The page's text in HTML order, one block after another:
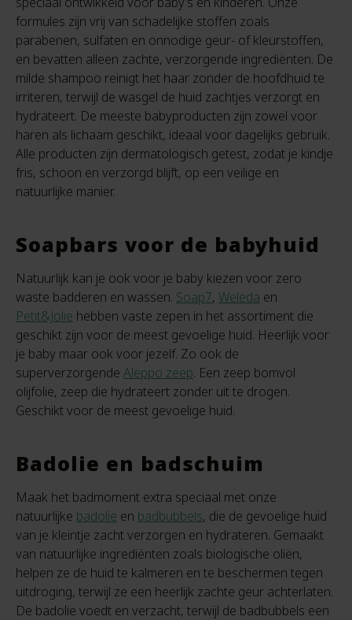
formules zijn vrij van schadelijke stoffen zoals
parabenen, sulfaten en onnodige geur- of kleurstoffen,
en bevatten alleen zachte, verzorgende ingrediënten. De
milde shampoo reinigt het haar zonder de hoofdhuid te
irriteren, terwijl de wasgel de huid zachtjes verzorgt en
hydrateert. De meeste babyproducten zijn zowel voor
haren als lichaam geschikt, ideaal voor dagelijks gebruik.
Alle producten zijn dermatologisch getest, zodat je kindje
fris, schoon en verzorgd blijft, op een veilige en
natuurlijke manier.
Soapbars voor de babyhuid
Natuurlijk kan je ook voor je baby kiezen voor zero
waste badderen en wassen. Soap7, Weleda en
Petit&Jolie hebben vaste zepen in het assortiment die
geschikt zijn voor de meest gevoelige huid. Heerlijk voor
je baby maar ook voor jezelf. Zo ook de
superverzorgende Aleppo zeep. Een zeep bomvol
olijfolie, zeep die hydrateert zonder uit te drogen.
Geschikt voor de meest gevoelige huid.
Badolie en badschuim
Maak het badmoment extra speciaal met onze
natuurlijke badolie en badbubbels, die de gevoelige huid
van je kleintje zacht verzorgen en hydrateren. Gemaakt
van natuurlijke ingrediënten zoals biologische oliën,
helpen ze de huid te kalmeren en te beschermen tegen
uitdroging, terwijl ze een heerlijk zachte geur achterlaten.
De badolie voedt en verzacht, terwijl de badbubbels een